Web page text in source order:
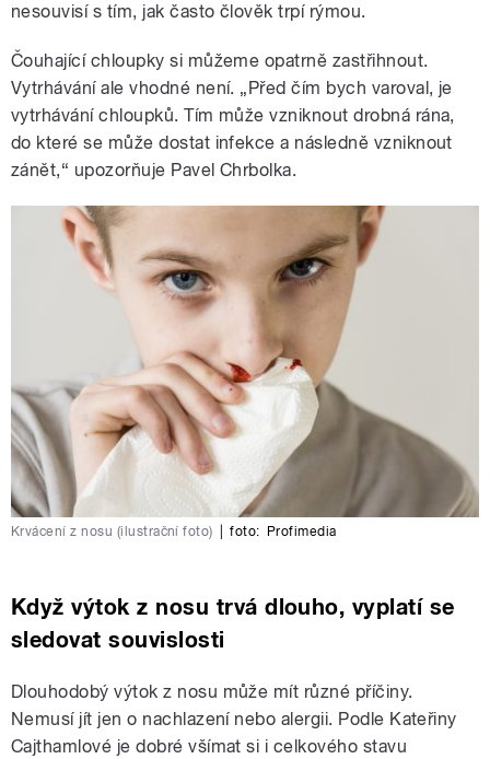
nesouvisí s tím, jak často člověk trpí rýmou.
Čouhající chloupky si můžeme opatrně zastřihnout.
Vytrhávání ale vhodné není. „Před čím bych varoval, je
vytrhávání chloupků. Tím může vzniknout drobná rána,
do které se může dostat infekce a následně vzniknout
zánět,“ upozorňuje Pavel Chrbolka.
Krvácení z nosu (ilustrační foto) foto: Profimedia
Když výtok z nosu trvá dlouho, vyplatí se
sledovat souvislosti
Dlouhodobý výtok z nosu může mít různé příčiny.
Nemusí jít jen o nachlazení nebo alergii. Podle Kateřiny
Cajthamlové je dobré všímat si i celkového stavu